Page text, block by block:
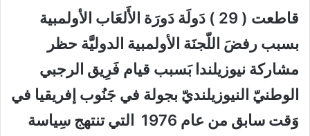
قاطعت ( 29 ) دَولَة دَورَة الأَلعَاب الأولمبية
بسبب رفضَ اللّجنَة الأولمبية الدوليَّة حظر
مشاركة نيوزيلندا بَسبب قيام فَرِيق الرجبي
الوطنيّ النيوزيلنديّ بجولة في جَنُوب إفريقيا في
وَقت سابق من عام 1976 التي تنتهج سِياسة